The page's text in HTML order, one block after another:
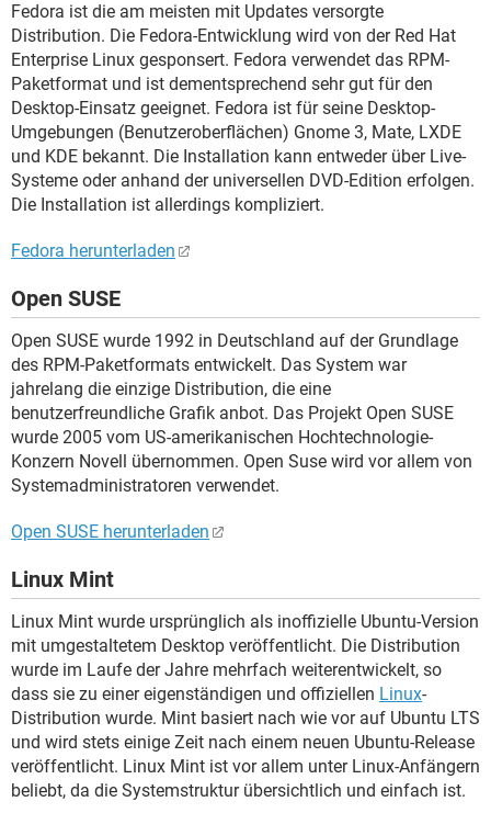
Fedora ist die am meisten mit Updates versorgte
Distribution. Die Fedora-Entwicklung wird von der Red Hat
Enterprise Linux gesponsert. Fedora verwendet das RPM-
Paketformat und ist dementsprechend sehr gut für den
Desktop-Einsatz geeignet. Fedora ist für seine Desktop-
Umgebungen (Benutzeroberflächen) Gnome 3, Mate, LXDE
und KDE bekannt. Die Installation kann entweder über Live-
Systeme oder anhand der universellen DVD-Edition erfolgen.
Die Installation ist allerdings kompliziert.
Fedora herunterladen
Open SUSE
Open SUSE wurde 1992 in Deutschland auf der Grundlage
des RPM-Paketformats entwickelt. Das System war
jahrelang die einzige Distribution, die eine
benutzerfreundliche Grafik anbot. Das Projekt Open SUSE
wurde 2005 vom US-amerikanischen Hochtechnologie-
Konzern Novell übernommen. Open Suse wird vor allem von
Systemadministratoren verwendet.
Open SUSE herunterladen
Linux Mint
Linux Mint wurde ursprünglich als inoffizielle Ubuntu-Version
mit umgestaltetem Desktop veröffentlicht. Die Distribution
wurde im Laufe der Jahre mehrfach weiterentwickelt, so
dass sie zu einer eigenständigen und offiziellen Linux-
Distribution wurde. Mint basiert nach wie vor auf Ubuntu LTS
und wird stets einige Zeit nach einem neuen Ubuntu-Release
veröffentlicht. Linux Mint ist vor allem unter Linux-Anfängern
beliebt, da die Systemstruktur übersichtlich und einfach ist.